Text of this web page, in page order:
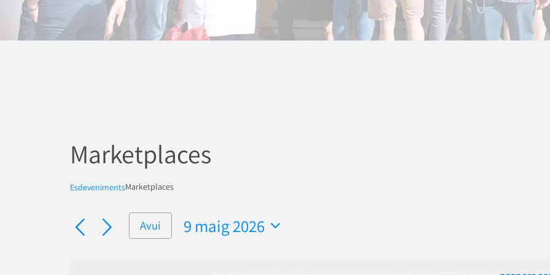
Marketplaces
EsdevenimentsMarketplaces
Avui
9 maig 2026